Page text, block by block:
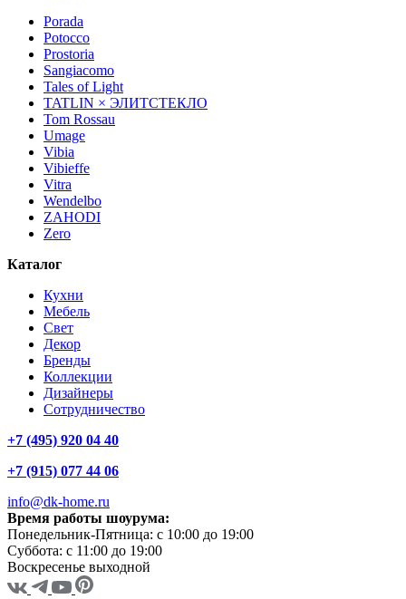
Porada
Potocco
Prostoria
Sangiacomo
Tales of Light
TATLIN × ЭЛИТСТЕКЛО
Tom Rossau
Umage
Vibia
Vibieffe
Vitra
Wendelbo
ZAHODI
Zero
Каталог
Кухни
Мебель
Свет
Декор
Бренды
Коллекции
Дизайнеры
Сотрудничество
+7 (495) 920 04 40
+7 (915) 077 44 06
info@dk-home.ru
Время работы шоурума:
Понедельник-Пятница: c 10:00 до 19:00
Суббота: c 11:00 до 19:00
Воскресенье выходной